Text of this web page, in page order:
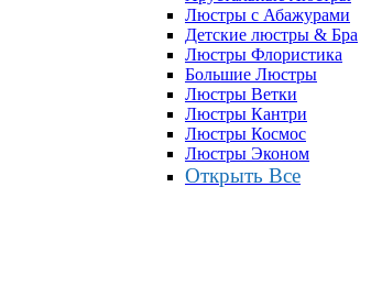
Люстры с Абажурами
Детские люстры & Бра
Люстры Флористика
Большие Люстры
Люстры Ветки
Люстры Кантри
Люстры Космос
Люстры Эконом
Открыть Все